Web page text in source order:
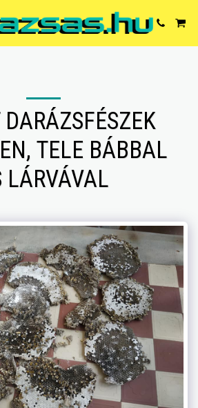
TELE BÁBBAL
LÁRVÁVAL